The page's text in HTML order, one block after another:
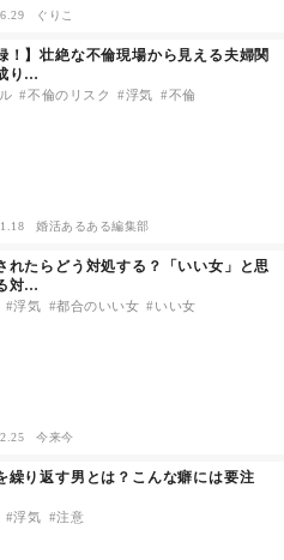
ぐりこ
！】壮絶な不倫現場から見える夫婦関
り…
不倫のリスク 浮気 不倫
婚活あるある編集部
れたらどう対処する？「いい女」と思
対…
浮気 都合のいい女 いい女
今来今
繰り返す男とは？こんな癖には要注
浮気 注意